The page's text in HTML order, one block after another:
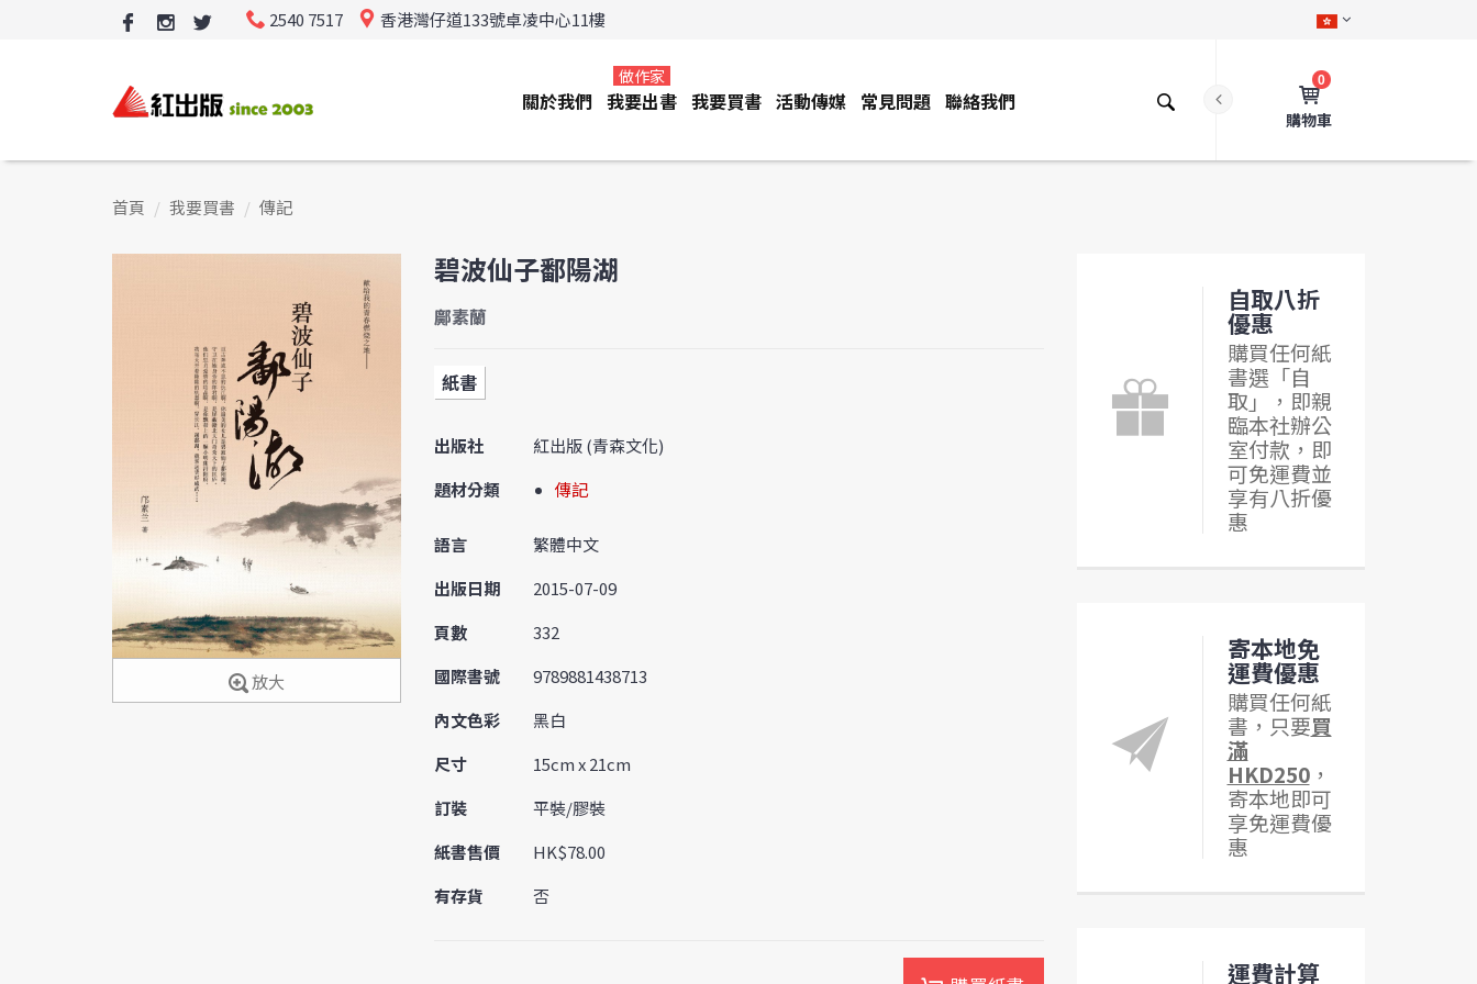
2540 7517 香港灣仔道133號卓凌中心11樓
0
購物車
關於我們 我要出書
做作家
我要買書 活動傳媒 常見問題 聯絡我們
首頁 我要買書 傳記
放大
碧波仙子鄱陽湖
鄺素蘭
紙書
出版社
紅出版 (青森文化)
題材分類
傳記
語言
繁體中文
出版日期
2015-07-09
頁數
332
國際書號
9789881438713
內文色彩
黑白
尺寸
15cm x 21cm
訂裝
平裝/膠裝
紙書售價
HK$78.00
有存貨
否
自取八折
優惠
購買任何紙
書選「自
取」，即親
臨本社辦公
室付款，即
可免運費並
享有八折優
惠
寄本地免
運費優惠
購買任何紙
書，只要買
滿
HKD250，
寄本地即可
享免運費優
惠
運費計算